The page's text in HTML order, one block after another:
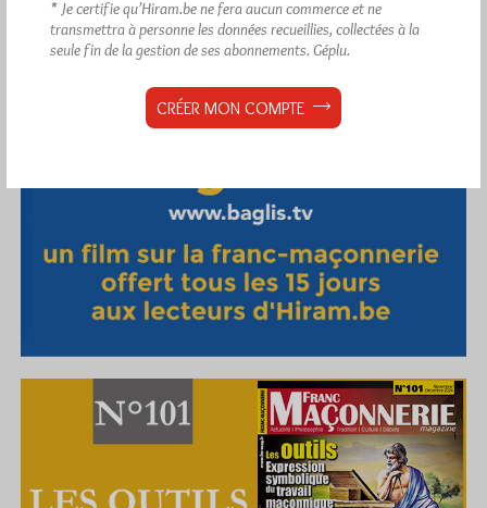
* Je certifie qu’Hiram.be ne fera aucun commerce et ne
transmettra à personne les données recueillies, collectées à la
seule fin de la gestion de ses abonnements. Géplu.
CRÉER MON COMPTE